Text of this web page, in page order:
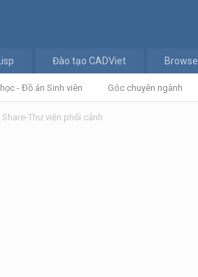
- Đồ án Sinh viên Góc chuyên ngành
Đào tạo CADViet Browse
Share-Thư viện phối cảnh